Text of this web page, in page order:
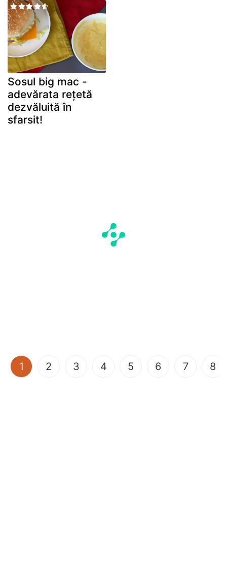
Sosul big mac -
adevărata rețetă
dezvăluită în
sfarsit!
1 (current)
2 3 4 5 6 7 8